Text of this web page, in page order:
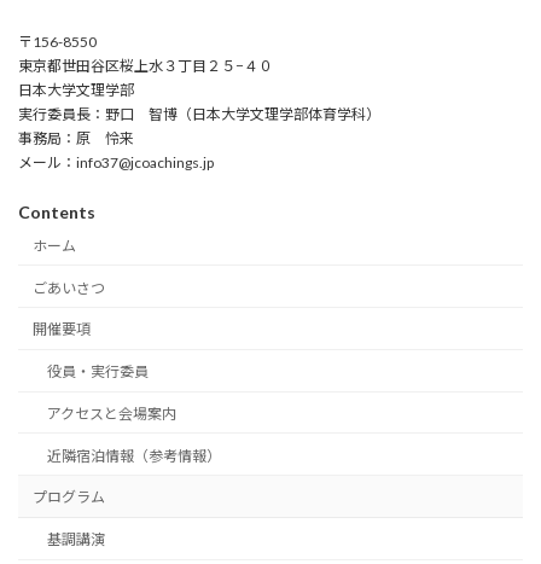
〒156-8550
東京都世田谷区桜上水３丁目２５−４０
日本大学文理学部
実行委員長：野口 智博（日本大学文理学部体育学科）
事務局：原 怜来
メール：info37@jcoachings.jp
Contents
ホーム
ごあいさつ
開催要項
役員・実行委員
アクセスと会場案内
近隣宿泊情報（参考情報）
プログラム
基調講演